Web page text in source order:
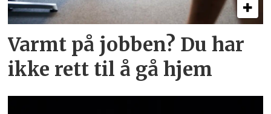
Varmt på jobben? Du har
ikke rett til å gå hjem